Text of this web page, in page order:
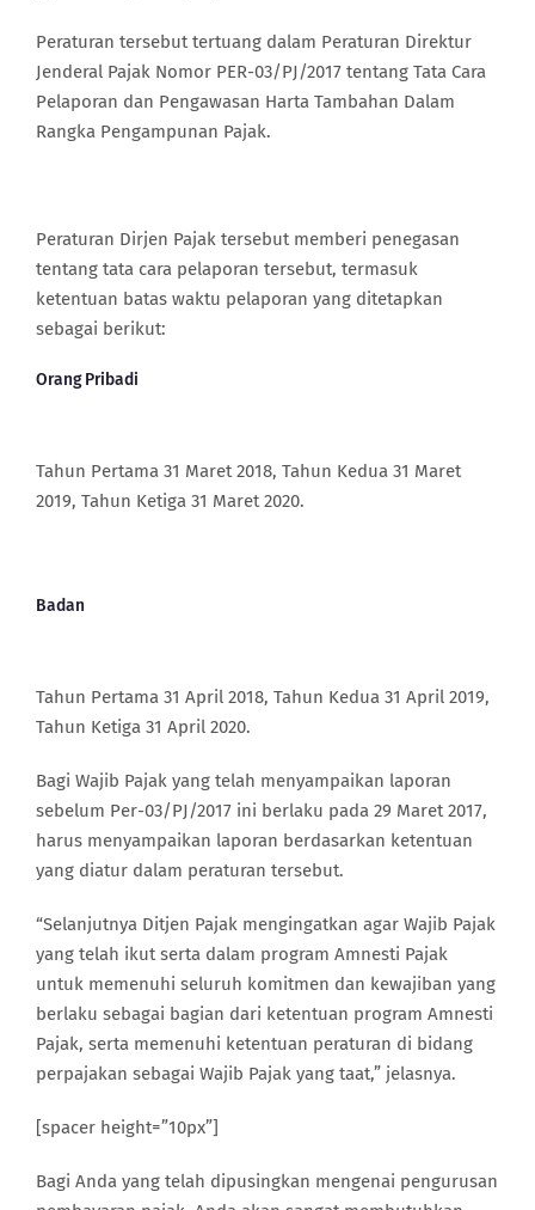
Peraturan tersebut tertuang dalam Peraturan Direktur
Jenderal Pajak Nomor PER-03/PJ/2017 tentang Tata Cara
Pelaporan dan Pengawasan Harta Tambahan Dalam
Rangka Pengampunan Pajak.
Peraturan Dirjen Pajak tersebut memberi penegasan
tentang tata cara pelaporan tersebut, termasuk
ketentuan batas waktu pelaporan yang ditetapkan
sebagai berikut:
Orang Pribadi
Tahun Pertama 31 Maret 2018, Tahun Kedua 31 Maret
2019, Tahun Ketiga 31 Maret 2020.
Badan
Tahun Pertama 31 April 2018, Tahun Kedua 31 April 2019,
Tahun Ketiga 31 April 2020.
Bagi Wajib Pajak yang telah menyampaikan laporan
sebelum Per-03/PJ/2017 ini berlaku pada 29 Maret 2017,
harus menyampaikan laporan berdasarkan ketentuan
yang diatur dalam peraturan tersebut.
“Selanjutnya Ditjen Pajak mengingatkan agar Wajib Pajak
yang telah ikut serta dalam program Amnesti Pajak
untuk memenuhi seluruh komitmen dan kewajiban yang
berlaku sebagai bagian dari ketentuan program Amnesti
Pajak, serta memenuhi ketentuan peraturan di bidang
perpajakan sebagai Wajib Pajak yang taat,” jelasnya.
[spacer height=”10px”]
Bagi Anda yang telah dipusingkan mengenai pengurusan